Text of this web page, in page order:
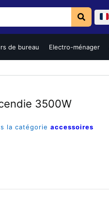
de bureau Electro-ménager
3500W
la catégorie accessoires